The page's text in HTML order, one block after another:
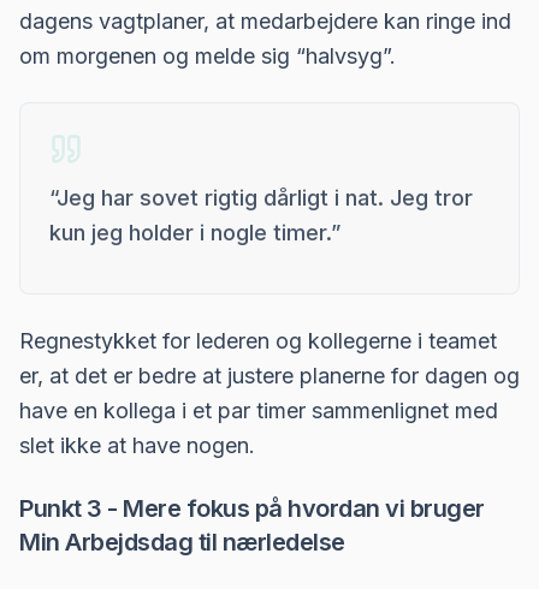
dagens vagtplaner, at medarbejdere kan ringe ind
om morgenen og melde sig “halvsyg”.
“Jeg har sovet rigtig dårligt i nat. Jeg tror
kun jeg holder i nogle timer.”
Regnestykket for lederen og kollegerne i teamet
er, at det er bedre at justere planerne for dagen og
have en kollega i et par timer sammenlignet med
slet ikke at have nogen.
Punkt 3 - Mere fokus på hvordan vi bruger
Min Arbejdsdag til nærledelse